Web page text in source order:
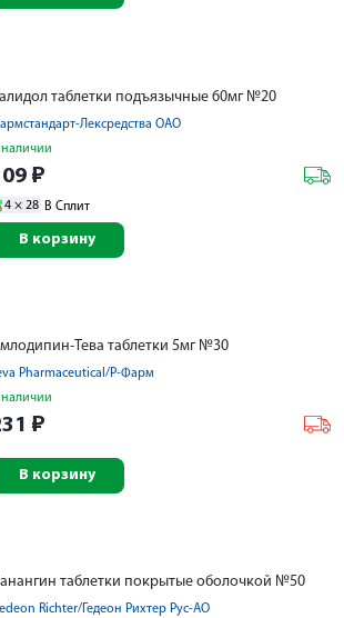
таблетки подъязычные 60мг №20
Лексредства ОАО
наличии
₽
4 × 28 В Сплит
В корзину
Тева таблетки 5мг №30
Pharmaceutical/Р-Фарм
наличии
₽
В корзину
таблетки покрытые оболочкой №50
Richter/Гедеон Рихтер Рус-АО